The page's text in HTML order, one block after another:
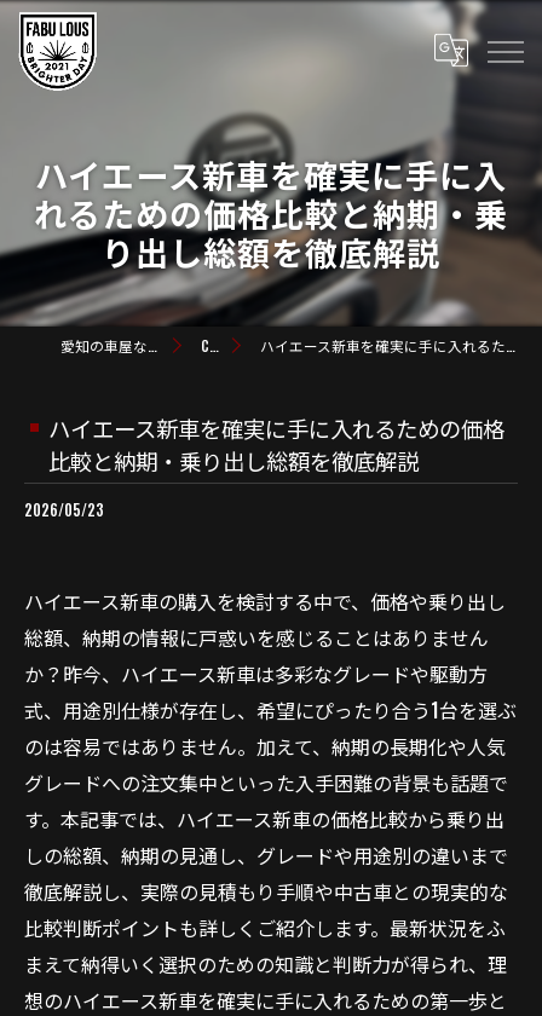
ハイエース新車を確実に手に入
れるための価格比較と納期・乗
り出し総額を徹底解説
愛知の車屋なら株式会社FABULOUS COLUMN ハイエース新車を確実に手に入れるための価格比較と納期・乗り出し総額を徹底解説
ハイエース新車を確実に手に入れるための価格
比較と納期・乗り出し総額を徹底解説
2026/05/23
ハイエース新車の購入を検討する中で、価格や乗り出し
総額、納期の情報に戸惑いを感じることはありません
か？昨今、ハイエース新車は多彩なグレードや駆動方
式、用途別仕様が存在し、希望にぴったり合う1台を選ぶ
のは容易ではありません。加えて、納期の長期化や人気
グレードへの注文集中といった入手困難の背景も話題で
す。本記事では、ハイエース新車の価格比較から乗り出
しの総額、納期の見通し、グレードや用途別の違いまで
徹底解説し、実際の見積もり手順や中古車との現実的な
比較判断ポイントも詳しくご紹介します。最新状況をふ
まえて納得いく選択のための知識と判断力が得られ、理
想のハイエース新車を確実に手に入れるための第一歩と